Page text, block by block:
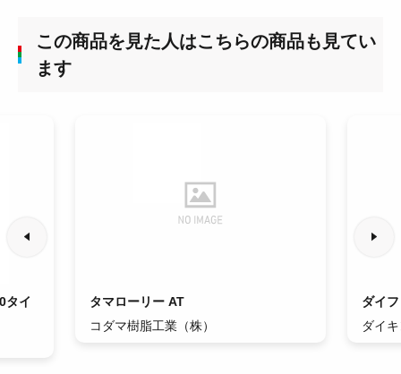
この商品を見た人はこちらの商品も見てい
ます
タイ
タマローリー AT
コダマ樹脂工業（株）
ダイ
ダイ